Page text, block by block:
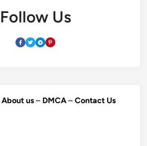
Follow Us
About us – DMCA– Contact Us